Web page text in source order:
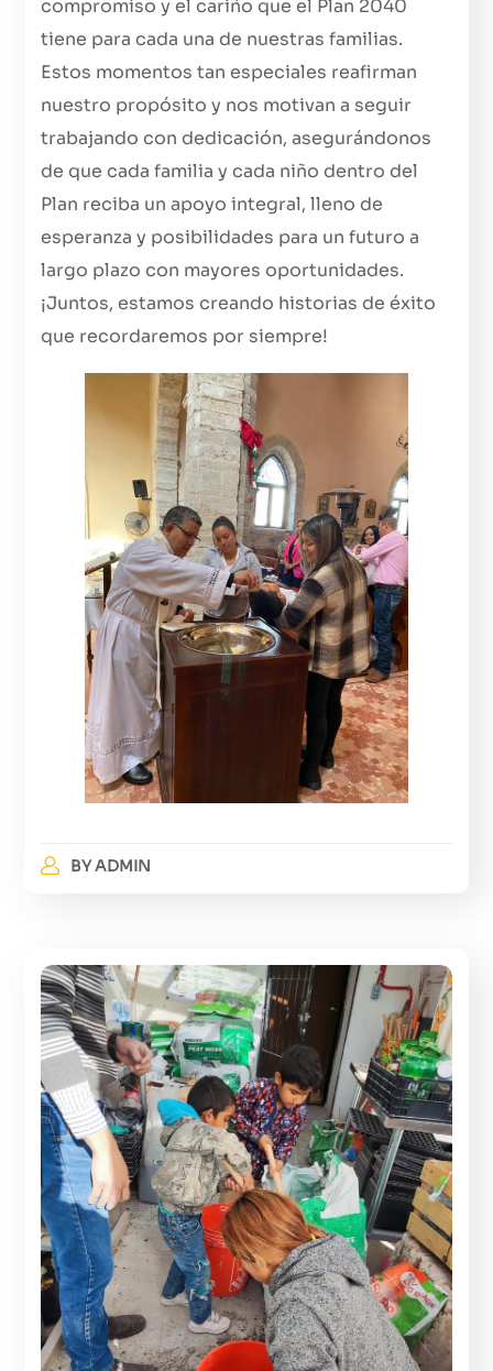
compromiso y el cariño que el Plan 2040
tiene para cada una de nuestras familias.
Estos momentos tan especiales reafirman
nuestro propósito y nos motivan a seguir
trabajando con dedicación, asegurándonos
de que cada familia y cada niño dentro del
Plan reciba un apoyo integral, lleno de
esperanza y posibilidades para un futuro a
largo plazo con mayores oportunidades.
¡Juntos, estamos creando historias de éxito
que recordaremos por siempre!
BYADMIN